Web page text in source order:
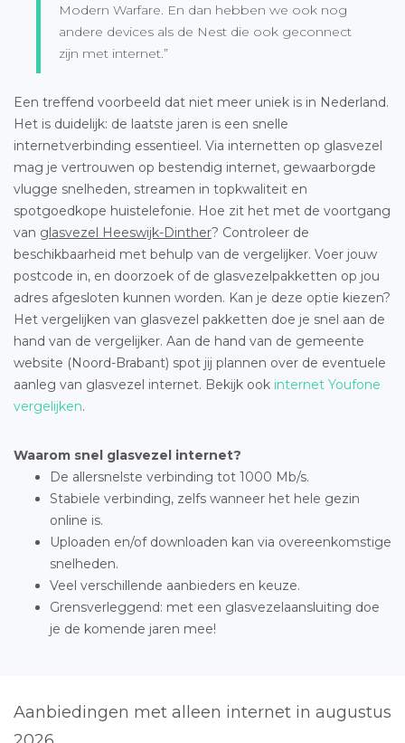
Modern Warfare. En dan hebben we ook nog
andere devices als de Nest die ook geconnect
zijn met internet.”
Een treffend voorbeeld dat niet meer uniek is in Nederland.
Het is duidelijk: de laatste jaren is een snelle
internetverbinding essentieel. Via internetten op glasvezel
mag je vertrouwen op bestendig internet, gewaarborgde
vlugge snelheden, streamen in topkwaliteit en
spotgoedkope huistelefonie. Hoe zit het met de voortgang
van glasvezel Heeswijk-Dinther? Controleer de
beschikbaarheid met behulp van de vergelijker. Voer jouw
postcode in, en doorzoek of de glasvezelpakketten op jou
adres afgesloten kunnen worden. Kan je deze optie kiezen?
Het vergelijken van glasvezel pakketten doe je snel aan de
hand van de vergelijker. Aan de hand van de gemeente
website (Noord-Brabant) spot jij plannen over de eventuele
aanleg van glasvezel internet. Bekijk ook internet Youfone
vergelijken.
Waarom snel glasvezel internet?
De allersnelste verbinding tot 1000 Mb/s.
Stabiele verbinding, zelfs wanneer het hele gezin
online is.
Uploaden en/of downloaden kan via overeenkomstige
snelheden.
Veel verschillende aanbieders en keuze.
Grensverleggend: met een glasvezelaansluiting doe
je de komende jaren mee!
Aanbiedingen met alleen internet in augustus